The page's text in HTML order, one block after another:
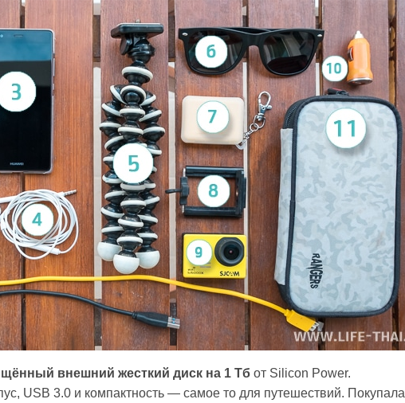
внешний жесткий диск на 1 Тбот Silicon Power.
USB 3.0 и компактность — самое то для путешествий. Покупала